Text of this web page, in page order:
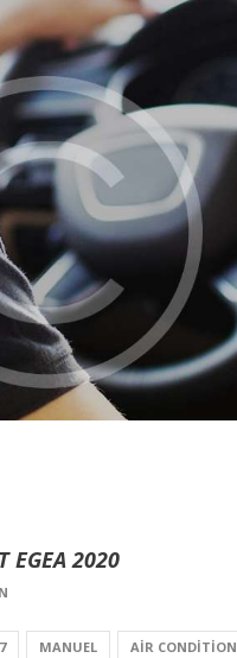
EGEA 2020
MANUEL AIR CONDITION